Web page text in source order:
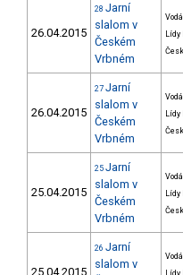
26.04.2015
28 Jarní
slalom v
Českém
Vrbném
Lídy
26.04.2015
27 Jarní
slalom v
Českém
Vrbném
Lídy
25.04.2015
25 Jarní
slalom v
Českém
Vrbném
Lídy
25.04.2015
26 Jarní
slalom v